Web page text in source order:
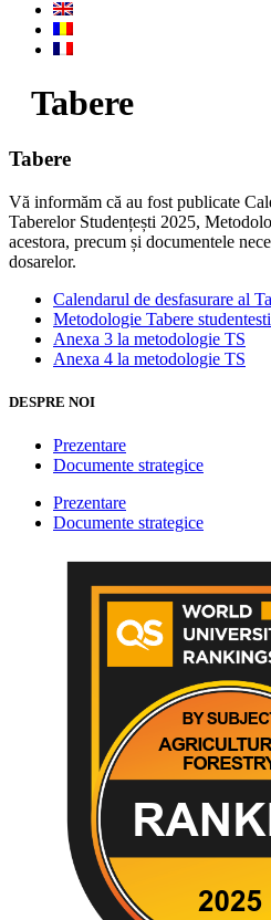
Tabere
Tabere
Vă informăm că au fost publicate
Taberelor Studențești 2025,
acestora, precum și documentele
dosarelor.
Calendarul de desfasurare al
Metodologie Tabere
Anexa 3 la metodologie TS
Anexa 4 la metodologie TS
DESPRE NOI
Prezentare
Documente strategice
Prezentare
Documente strategice